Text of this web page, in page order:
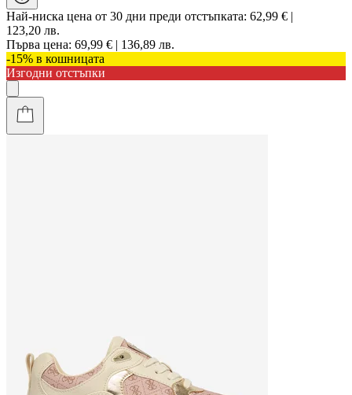
Най-ниска цена от 30 дни преди отстъпката: 62,99 € |
123,20 лв.
Първа цена: 69,99 € | 136,89 лв.
-15% в кошницата
Изгодни отстъпки